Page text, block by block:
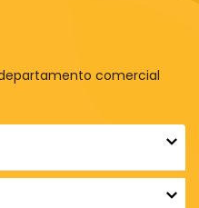
comercial